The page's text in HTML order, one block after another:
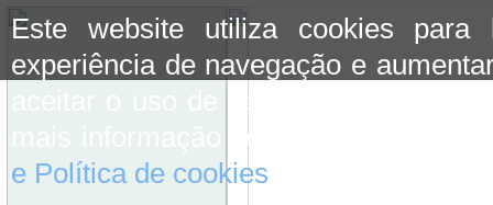
Este website utiliza cookies para
experiência de navegação e
aceitar o uso de cookies basta
mais informação consulte a
e Política de cookies